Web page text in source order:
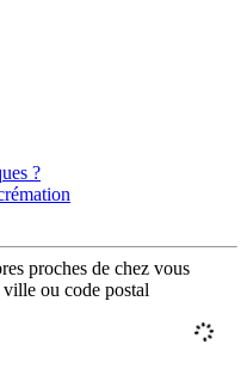
?
proches de chez vous
ou code postal